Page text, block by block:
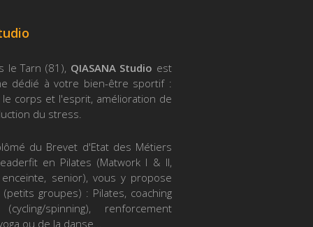
le Tarn (81), QIASANA Studio est
dédié à votre bien-être sportif :
corps et l'esprit, amélioration de
du stress.
du Brevet d'Etat des Métiers
en Pilates (Matwork I & II,
senior), vous y propose
groupes) : Pilates, coaching
spinning), renforcement
ou de la danse...